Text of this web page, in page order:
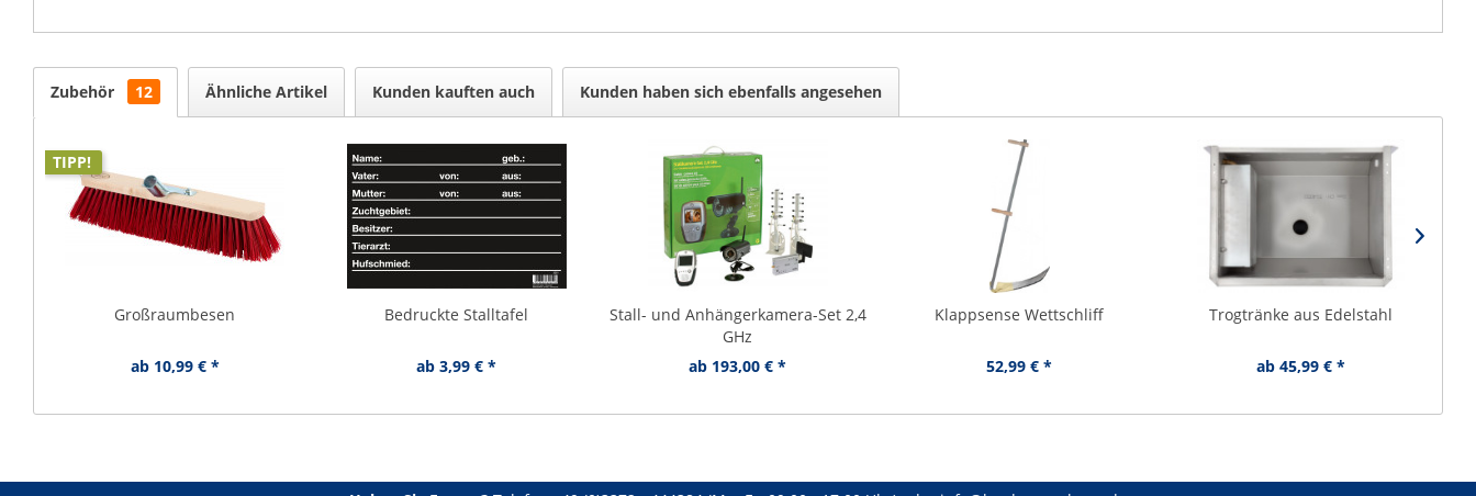
Zubehör 12 Ähnliche Artikel Kunden kauften auch Kunden haben sich ebenfalls angesehen
TIPP!
Großraumbesen
ab 10,99 € *
Bedruckte Stalltafel
ab 3,99 € *
Stall- und Anhängerkamera-Set 2,4
GHz
ab 193,00 € *
Klappsense Wettschliff
52,99 € *
Trogtränke aus Edelstahl
ab 45,99 € *